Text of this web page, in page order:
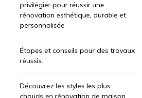
privilégier pour réussir une
rénovation esthétique, durable et
personnalisée
Étapes et conseils pour des travaux
réussis.
Découvrez les styles les plus
chauds en rénovation de maison